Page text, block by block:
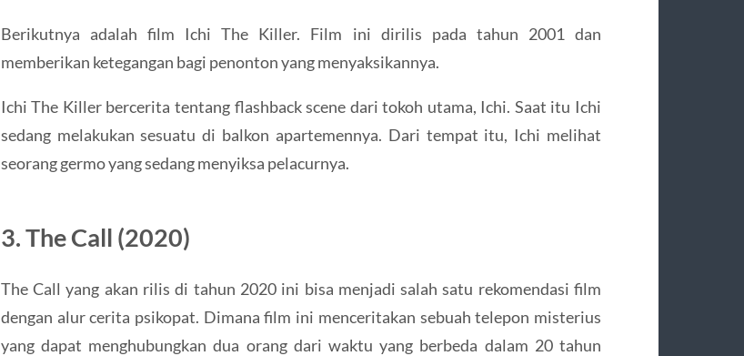
Berikutnya adalah film Ichi The Killer. Film ini dirilis pada tahun 2001 dan
memberikan ketegangan bagi penonton yang menyaksikannya.
Ichi The Killer bercerita tentang flashback scene dari tokoh utama, Ichi. Saat itu Ichi
sedang melakukan sesuatu di balkon apartemennya. Dari tempat itu, Ichi melihat
seorang germo yang sedang menyiksa pelacurnya.
3. The Call (2020)
The Call yang akan rilis di tahun 2020 ini bisa menjadi salah satu rekomendasi film
dengan alur cerita psikopat. Dimana film ini menceritakan sebuah telepon misterius
yang dapat menghubungkan dua orang dari waktu yang berbeda dalam 20 tahun